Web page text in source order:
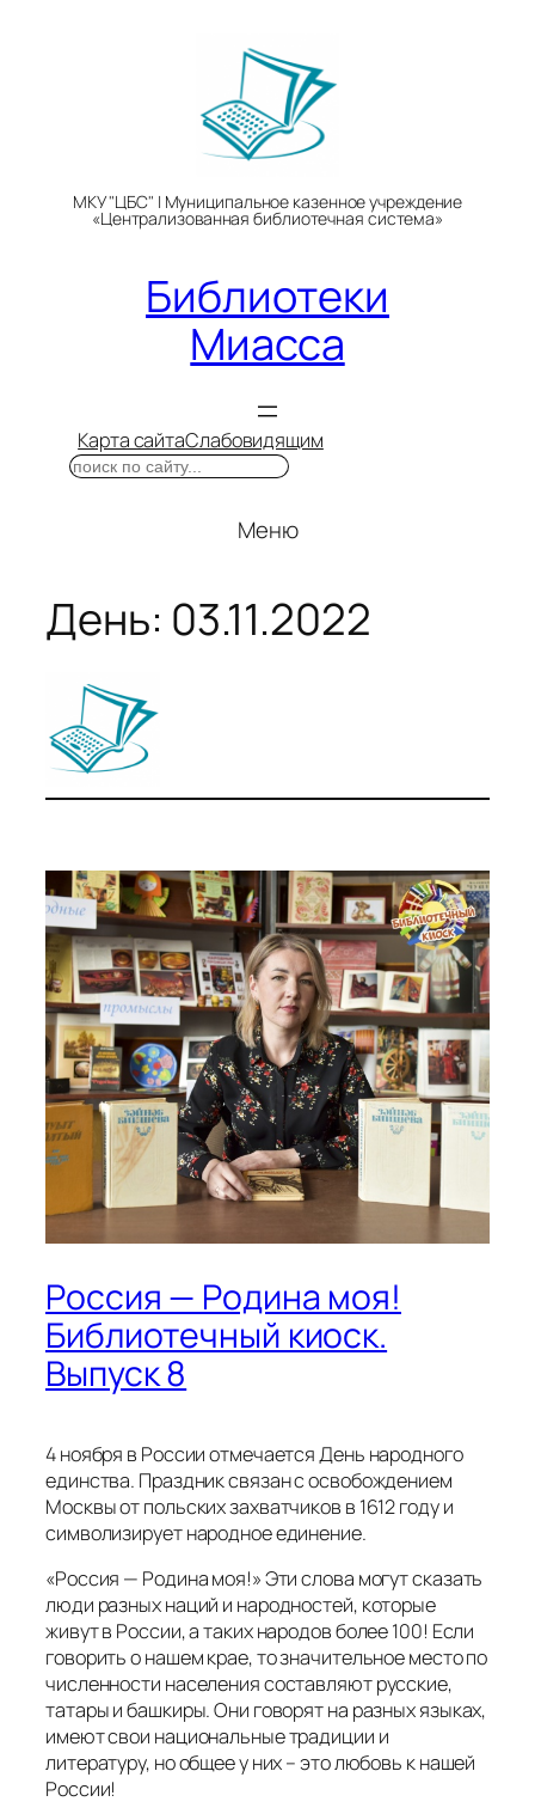
МКУ "ЦБС" | Муниципальное казенное учреждение
«Централизованная библиотечная система»
Библиотеки
Миасса
Карта сайтаСлабовидящим
Поиск
Меню
День: 03.11.2022
Россия — Родина моя!
Библиотечный киоск.
Выпуск 8
4 ноября в России отмечается День народного
единства. Праздник связан с освобождением
Москвы от польских захватчиков в 1612 году и
символизирует народное единение.
«Россия — Родина моя!» Эти слова могут сказать
люди разных наций и народностей, которые
живут в России, а таких народов более 100! Если
говорить о нашем крае, то значительное место по
численности населения составляют русские,
татары и башкиры. Они говорят на разных языках,
имеют свои национальные традиции и
литературу, но общее у них – это любовь к нашей
России!